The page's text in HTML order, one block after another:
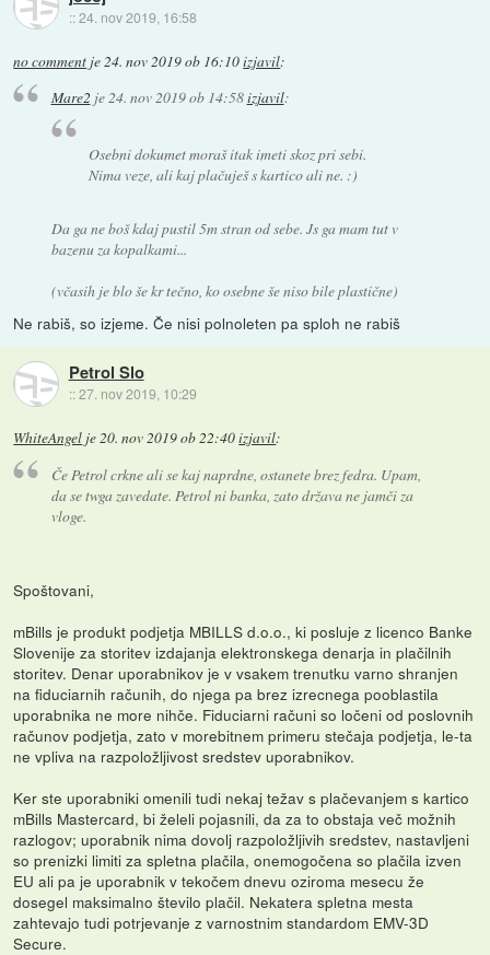
::24. nov 2019, 16:58
no comment je24. nov 2019 ob 16:10izjavil:
Mare2je24. nov 2019 ob 14:58izjavil:
Osebni dokumet moraš itak imeti skoz pri sebi.
Nima veze, ali kaj plačuješ s kartico ali ne. :)
Da ga ne boš kdaj pustil 5m stran od sebe. Js ga mam tut v
bazenu za kopalkami...
(včasih je blo še kr tečno, ko osebne še niso bile plastične)
Ne rabiš, so izjeme. Če nisi polnoleten pa sploh ne rabiš
Petrol Slo
::27. nov 2019, 10:29
WhiteAngel je20. nov 2019 ob 22:40izjavil:
Če Petrol crkne ali se kaj naprdne, ostanete brez fedra. Upam,
da se twga zavedate. Petrol ni banka, zato država ne jamči za
vloge.
Spoštovani,
mBills je produkt podjetja MBILLS d.o.o., ki posluje z licenco Banke
Slovenije za storitev izdajanja elektronskega denarja in plačilnih
storitev. Denar uporabnikov je v vsakem trenutku varno shranjen
na fiduciarnih računih, do njega pa brez izrecnega pooblastila
uporabnika ne more nihče. Fiduciarni računi so ločeni od poslovnih
računov podjetja, zato v morebitnem primeru stečaja podjetja, le-ta
ne vpliva na razpoložljivost sredstev uporabnikov.
Ker ste uporabniki omenili tudi nekaj težav s plačevanjem s kartico
mBills Mastercard, bi želeli pojasnili, da za to obstaja več možnih
razlogov; uporabnik nima dovolj razpoložljivih sredstev, nastavljeni
so prenizki limiti za spletna plačila, onemogočena so plačila izven
EU ali pa je uporabnik v tekočem dnevu oziroma mesecu že
dosegel maksimalno število plačil. Nekatera spletna mesta
zahtevajo tudi potrjevanje z varnostnim standardom EMV-3D
Secure.